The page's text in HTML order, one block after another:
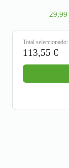
29,99
Total seleccionado:
113,55 €